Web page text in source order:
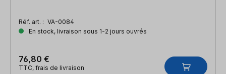
Réf. art. : VA-0084
En stock, livraison sous 1-2 jours ouvrés
76,80 €
TTC, frais de livraison